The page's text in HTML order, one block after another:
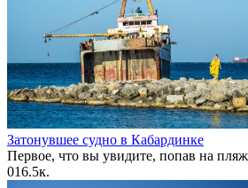
Затонувшее судно в Кабардинке
Первое, что вы увидите, попав на
016.5к.